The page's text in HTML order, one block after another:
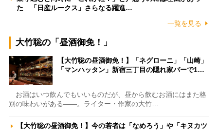
た 「日産ルークス」さらなる躍進…
一覧を見る
大竹聡の「昼酒御免！」
【大竹聡の昼酒御免！】「ネグローニ」「山崎」
「マンハッタン」新宿三丁目の隠れ家バーで1…
お酒はいつ飲んでもいいものだが、昼から飲むお酒にはまた格
別の味わいがある――。ライター・作家の大竹…
【大竹聡の昼酒御免！】今の若者は「なめろう」や「キヌカツ